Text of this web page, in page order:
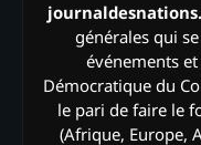
générales qui
événements
Démocratique du
le pari de faire le
(Afrique, Europe,